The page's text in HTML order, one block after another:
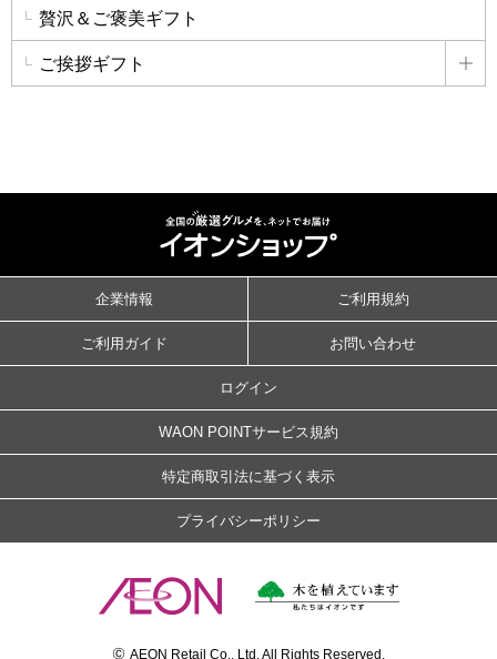
贅沢＆ご褒美ギフト
ご挨拶ギフト 詳
企業情報 ご利用規約
ご利用ガイド お問い合わせ
ログイン
WAON POINTサービス規約
特定商取引法に基づく表示
プライバシーポリシー
© AEON Retail Co., Ltd. All Rights Reserved.